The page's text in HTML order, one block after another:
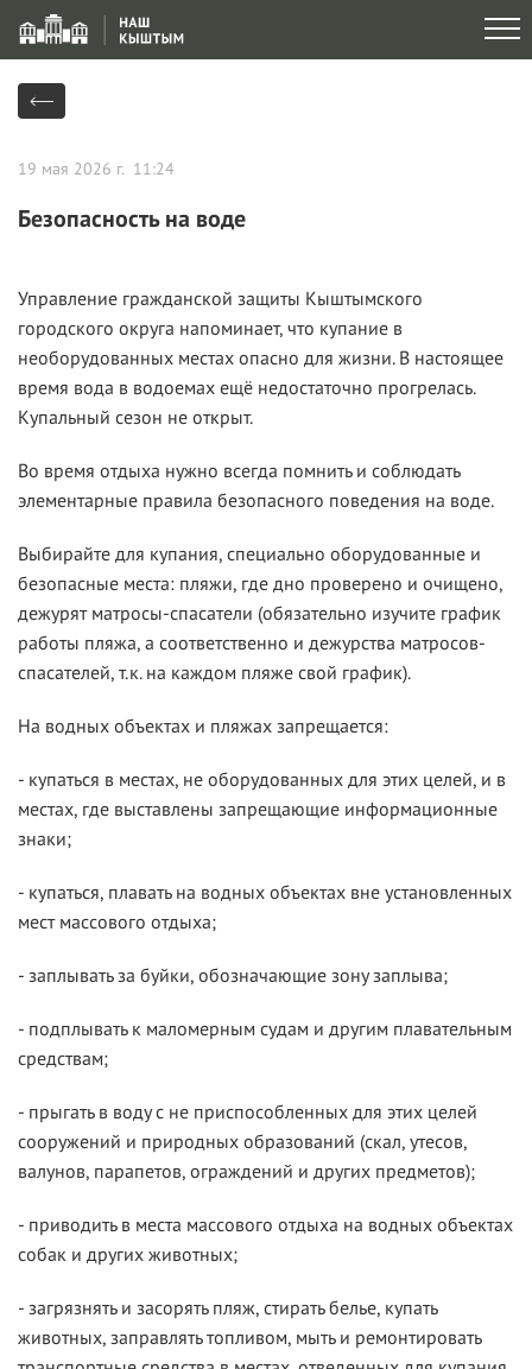
19 мая 2026 г. 11:24
Безопасность на воде
Управление гражданской защиты Кыштымского
городского округа напоминает, что купание в
необорудованных местах опасно для жизни. В настоящее
время вода в водоемах ещё недостаточно прогрелась.
Купальный сезон не открыт.
Во время отдыха нужно всегда помнить и соблюдать
элементарные правила безопасного поведения на воде.
Выбирайте для купания, специально оборудованные и
безопасные места: пляжи, где дно проверено и очищено,
дежурят матросы-спасатели (обязательно изучите график
работы пляжа, а соответственно и дежурства матросов-
спасателей, т.к. на каждом пляже свой график).
На водных объектах и пляжах запрещается:
- купаться в местах, не оборудованных для этих целей, и в
местах, где выставлены запрещающие информационные
знаки;
- купаться, плавать на водных объектах вне установленных
мест массового отдыха;
- заплывать за буйки, обозначающие зону заплыва;
- подплывать к маломерным судам и другим плавательным
средствам;
- прыгать в воду с не приспособленных для этих целей
сооружений и природных образований (скал, утесов,
валунов, парапетов, ограждений и других предметов);
- приводить в места массового отдыха на водных объектах
собак и других животных;
- загрязнять и засорять пляж, стирать белье, купать
животных, заправлять топливом, мыть и ремонтировать